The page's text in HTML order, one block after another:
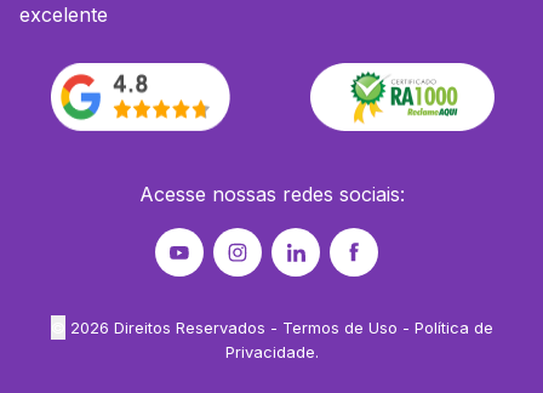
excelente
Acesse nossas redes sociais:
2026 Direitos Reservados - Termos de Uso - Política de
Privacidade.